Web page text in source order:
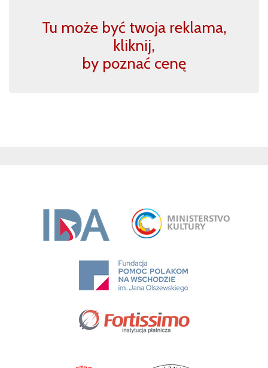
Tu może być twoja reklama,
kliknij,
by poznać cenę